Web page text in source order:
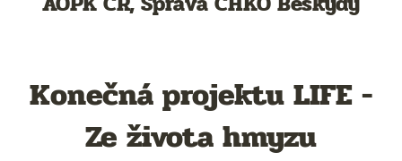
Konečná projektu LIFE -
Ze života hmyzu